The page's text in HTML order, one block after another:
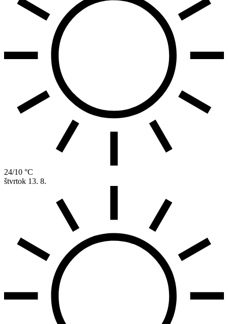
24/10 °C
štvrtok 13. 8.